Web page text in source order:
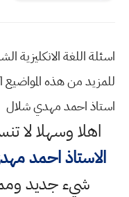
اسئلة اللغة
للمزيد من هذه
استاذ احمد مهدي شلال
اهلا وسهلالا
الاستاذ احمد
شيء جديد